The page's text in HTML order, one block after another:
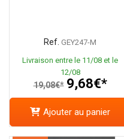
Ref. GEY247-M
Livraison entre le 11/08 et le
12/08
19,08€* 9,68€*
Ajouter au panier